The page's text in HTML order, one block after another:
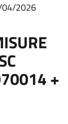
2026
+